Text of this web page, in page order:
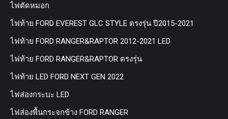
ไฟตัดหมอก
ไฟท้าย FORD EVEREST GLC STYLE ตรงรุ่น ปี2015-2021
ไฟท้าย FORD RANGER&RAPTOR 2012-2021 LED
ไฟท้าย FORD RANGER&RAPTOR ตรงรุ่น
ไฟท้าย LED FORD NEXT GEN 2022
ไฟส่องกระบะ LED
ไฟส่องพื้นกระจกข้าง FORD RANGER